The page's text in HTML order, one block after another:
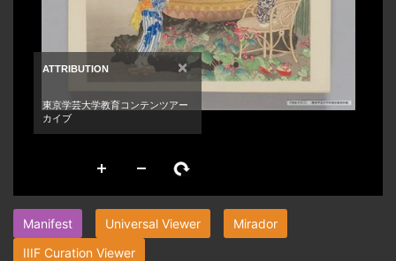
Manifest Universal Viewer
Mirador
IIIF Curation Viewer